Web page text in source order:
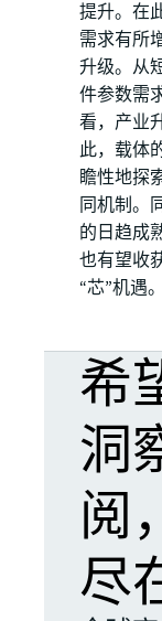
提升。在
需求有所
升级。从
件参数需
看，产业
此，载体
瞻性地探
同机制。
的日趋成
也有望收
“芯”机遇。
希
洞
阅
尽